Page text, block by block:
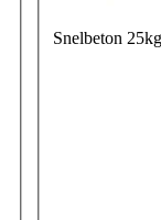
Snelbeton 25kg